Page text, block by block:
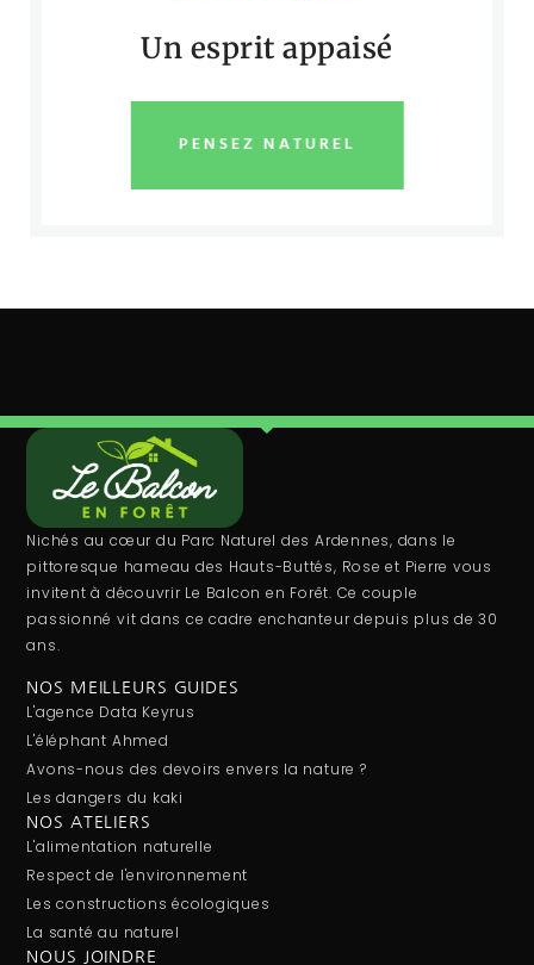
Un esprit appaisé
PENSEZ NATUREL
Nichés au cœur du Parc Naturel des Ardennes, dans le
pittoresque hameau des Hauts-Buttés, Rose et Pierre vous
invitent à découvrir Le Balcon en Forêt. Ce couple
passionné vit dans ce cadre enchanteur depuis plus de 30
ans.
NOS MEILLEURS GUIDES
L'agence Data Keyrus
L'éléphant Ahmed
Avons-nous des devoirs envers la nature ?
Les dangers du kaki
NOS ATELIERS
L'alimentation naturelle
Respect de l'environnement
Les constructions écologiques
La santé au naturel
NOUS JOINDRE